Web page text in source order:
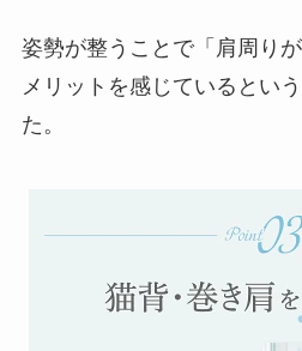
姿勢が整うことで「肩周り
メリットを感じているとい
た。